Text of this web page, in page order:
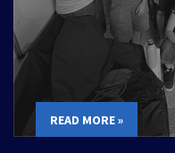
READ MORE »